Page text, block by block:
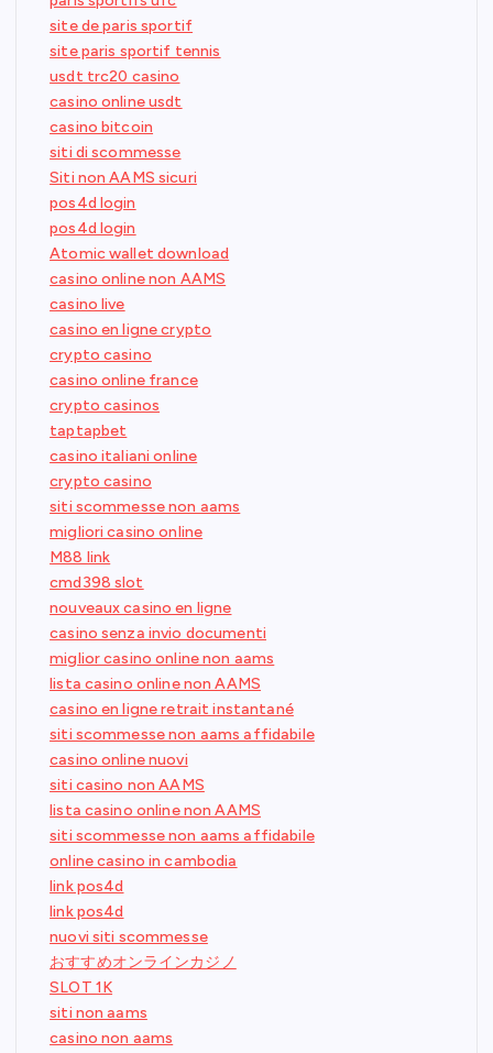
site de paris sportif
site paris sportif tennis
usdt trc20 casino
casino online usdt
casino bitcoin
siti di scommesse
Siti non AAMS sicuri
pos4d login
pos4d login
Atomic wallet download
casino online non AAMS
casino live
casino en ligne crypto
crypto casino
casino online france
crypto casinos
taptapbet
casino italiani online
crypto casino
siti scommesse non aams
migliori casino online
M88 link
cmd398 slot
nouveaux casino en ligne
casino senza invio documenti
miglior casino online non aams
lista casino online non AAMS
casino en ligne retrait instantané
siti scommesse non aams affidabile
casino online nuovi
siti casino non AAMS
lista casino online non AAMS
siti scommesse non aams affidabile
online casino in cambodia
link pos4d
link pos4d
nuovi siti scommesse
おすすめオンラインカジノ
SLOT 1K
siti non aams
casino non aams